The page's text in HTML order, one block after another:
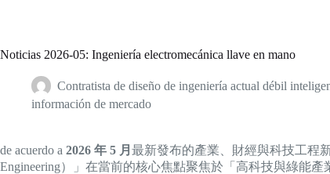
Noticias 2026-05: Ingeniería electromecánica llave en mano
Contratista de diseño de ingeniería actual débil
información de mercado
de acuerdo a 2026 年 5 月 最新發布的產業、財經與科技工程
Engineering）」在當前的核心焦點聚焦於「高科技與綠能